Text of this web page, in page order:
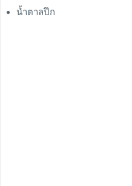
น้ำตาลปึก